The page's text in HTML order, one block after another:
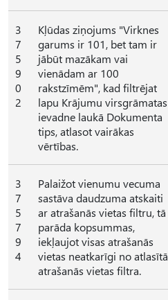
3
7
5
9
0
2
Kļūdas ziņojums "Virknes
garums ir 101, bet tam ir
jābūt mazākam vai
vienādam ar 100
rakstzīmēm", kad filtrējat
lapu Krājumu virsgrāmatas
ievadne laukā Dokumenta
tips, atlasot vairākas
vērtības.
3
7
5
7
9
4
Palaižot vienumu vecuma
sastāva daudzuma atskaiti
ar atrašanās vietas filtru, tā
parāda kopsummas,
iekļaujot visas atrašanās
vietas neatkarīgi no atlasītā
atrašanās vietas filtra.